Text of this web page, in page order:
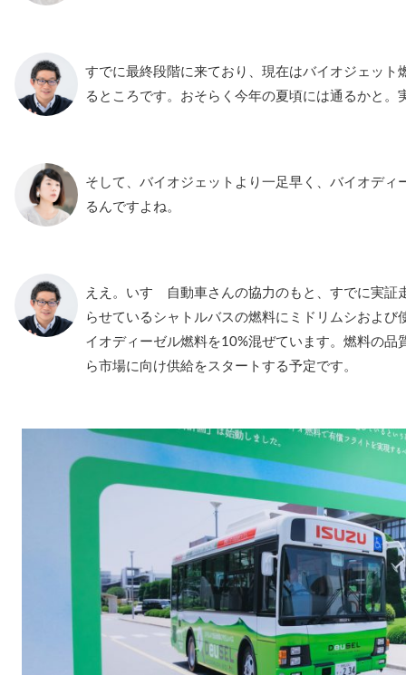
すでに最終段階に来ており、現在はバイオジェット
るところです。おそらく今年の夏頃には通るかと。
そして、バイオジェットより一足早く、バイオディ
るんですよね。
ええ。いすゞ自動車さんの協力のもと、すでに実証
らせているシャトルバスの燃料にミドリムシおよび
イオディーゼル燃料を10%混ぜています。燃料の品
ら市場に向け供給をスタートする予定です。